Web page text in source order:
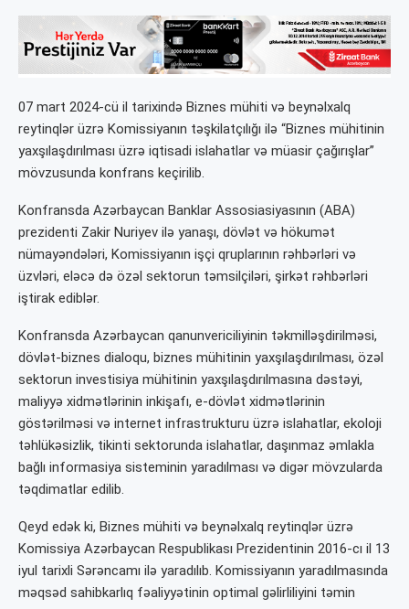
07 mart 2024-cü il tarixində Biznes mühiti və beynəlxalq
reytinqlər üzrə Komissiyanın təşkilatçılığı ilə “Biznes mühitinin
yaxşılaşdırılması üzrə iqtisadi islahatlar və müasir çağırışlar”
mövzusunda konfrans keçirilib.
Konfransda Azərbaycan Banklar Assosiasiyasının (ABA)
prezidenti Zakir Nuriyev ilə yanaşı, dövlət və hökumət
nümayəndələri, Komissiyanın işçi qruplarının rəhbərləri və
üzvləri, eləcə də özəl sektorun təmsilçiləri, şirkət rəhbərləri
iştirak ediblər.
Konfransda Azərbaycan qanunvericiliyinin təkmilləşdirilməsi,
dövlət-biznes dialoqu, biznes mühitinin yaxşılaşdırılması, özəl
sektorun investisiya mühitinin yaxşılaşdırılmasına dəstəyi,
maliyyə xidmətlərinin inkişafı, e-dövlət xidmətlərinin
göstərilməsi və internet infrastrukturu üzrə islahatlar, ekoloji
təhlükəsizlik, tikinti sektorunda islahatlar, daşınmaz əmlakla
bağlı informasiya sisteminin yaradılması və digər mövzularda
təqdimatlar edilib.
Qeyd edək ki, Biznes mühiti və beynəlxalq reytinqlər üzrə
Komissiya Azərbaycan Respublikası Prezidentinin 2016-cı il 13
iyul tarixli Sərəncamı ilə yaradılıb. Komissiyanın yaradılmasında
məqsəd sahibkarlıq fəaliyyətinin optimal gəlirliliyini təmin